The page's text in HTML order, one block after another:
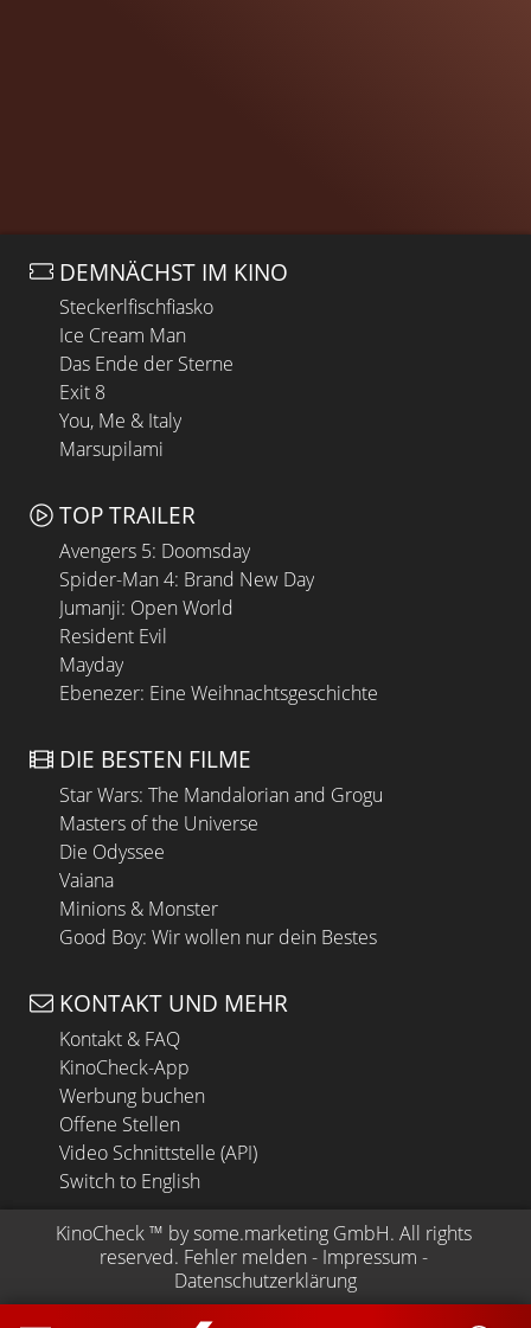
DEMNÄCHST IM KINO
Steckerlfischfiasko
Ice Cream Man
Das Ende der Sterne
Exit 8
You, Me & Italy
Marsupilami
TOP TRAILER
Avengers 5: Doomsday
Spider-Man 4: Brand New Day
Jumanji: Open World
Resident Evil
Mayday
Ebenezer: Eine Weihnachtsgeschichte
DIE BESTEN FILME
Star Wars: The Mandalorian and Grogu
Masters of the Universe
Die Odyssee
Vaiana
Minions & Monster
Good Boy: Wir wollen nur dein Bestes
KONTAKT UND MEHR
Kontakt & FAQ
KinoCheck-App
Werbung buchen
Offene Stellen
Video Schnittstelle (API)
Switch to English
KinoCheck ™ by some.marketing GmbH. All rights
reserved. Fehler melden - Impressum -
Datenschutzerklärung